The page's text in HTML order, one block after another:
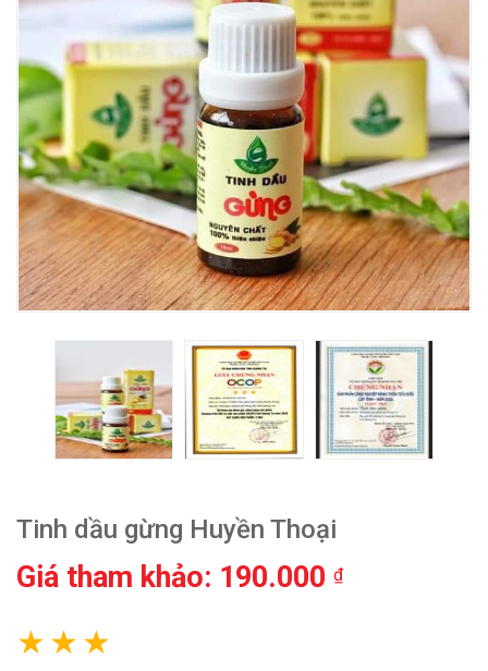
Tinh dầu gừng Huyền Thoại
Giá tham khảo: 190.000 ₫